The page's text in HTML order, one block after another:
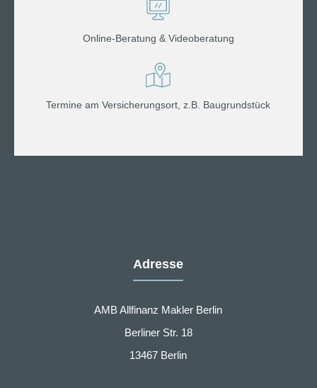
Online-Beratung & Videoberatung
Termine am Versicherungsort, z.B. Baugrundstück
Adresse
AMB Allfinanz Makler Berlin
Berliner Str. 18
13467 Berlin